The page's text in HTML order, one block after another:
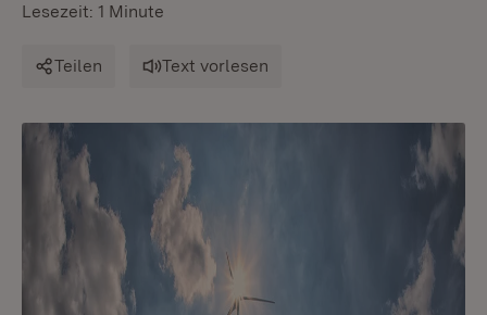
Lesezeit: 1 Minute
Teilen Text vorlesen